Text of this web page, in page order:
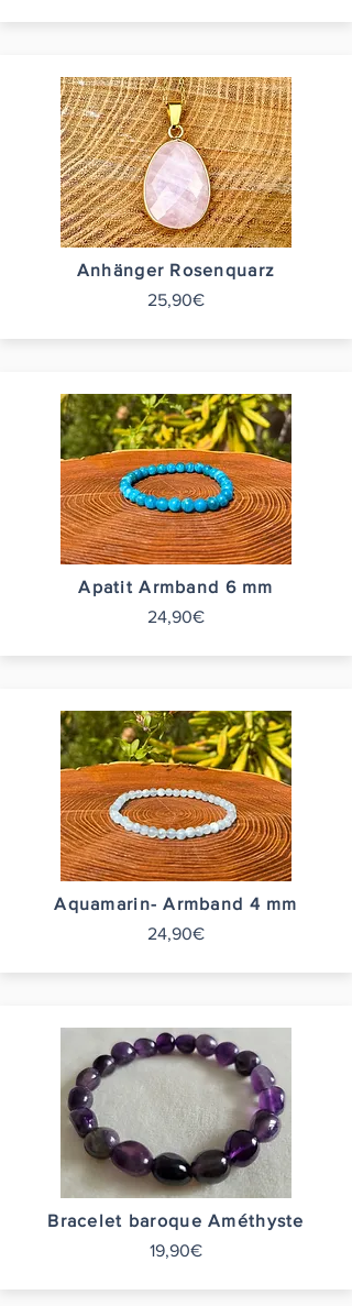
Anhänger Rosenquarz
25,90€
Apatit Armband 6 mm
24,90€
Aquamarin- Armband 4 mm
24,90€
Bracelet baroque Améthyste
19,90€